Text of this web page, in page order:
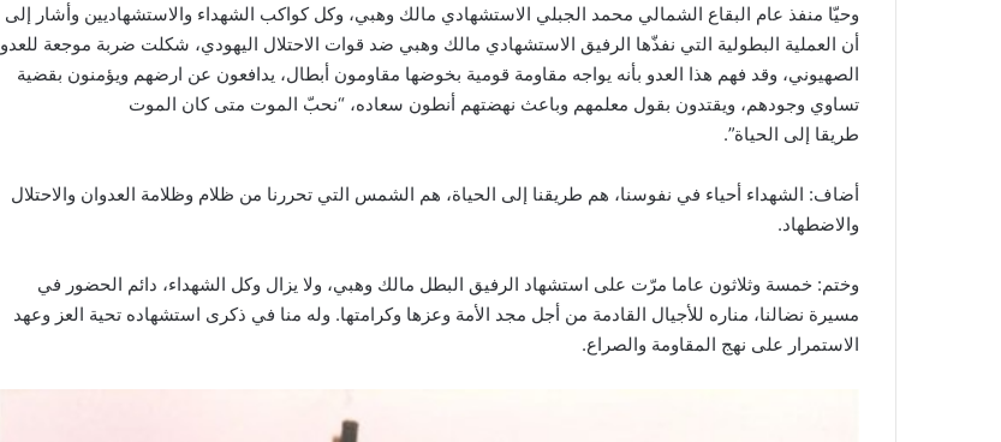
وحيّا منفذ عام البقاع الشمالي محمد الجبلي الاستشهادي مالك وهبي، وكل كواكب الشهداء والاستشهاديين وأشار إلى
أن العملية البطولية التي نفذّها الرفيق الاستشهادي مالك وهبي ضد قوات الاحتلال اليهودي، شكلت ضربة موجعة للعدو
الصهيوني، وقد فهم هذا العدو بأنه يواجه مقاومة قومية بخوضها مقاومون أبطال، يدافعون عن ارضهم ويؤمنون بقضية
تساوي وجودهم، ويقتدون بقول معلمهم وباعث نهضتهم أنطون سعاده، “نحبّ الموت متى كان الموت
طريقا إلى الحياة”.
أضاف: الشهداء أحياء في نفوسنا، هم طريقنا إلى الحياة، هم الشمس التي تحررنا من ظلام وظلامة العدوان والاحتلال
والاضطهاد.
وختم: خمسة وثلاثون عاما مرّت على استشهاد الرفيق البطل مالك وهبي، ولا يزال وكل الشهداء، دائم الحضور في
مسيرة نضالنا، مناره للأجيال القادمة من أجل مجد الأمة وعزها وكرامتها. وله منا في ذكرى استشهاده تحية العز وعهد
الاستمرار على نهج المقاومة والصراع.